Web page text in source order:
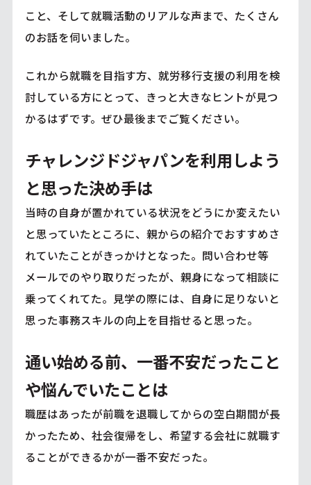
こと、そして就職活動のリアルな声まで、たくさん
のお話を伺いました。
これから就職を目指す方、就労移行支援の利用を検
討している方にとって、きっと大きなヒントが見つ
かるはずです。ぜひ最後までご覧ください。
チャレンジドジャパンを利用しよう
と思った決め手は
当時の自身が置かれている状況をどうにか変えたい
と思っていたところに、親からの紹介でおすすめさ
れていたことがきっかけとなった。問い合わせ等
メールでのやり取りだったが、親身になって相談に
乗ってくれてた。見学の際には、自身に足りないと
思った事務スキルの向上を目指せると思った。
通い始める前、一番不安だったこと
や悩んでいたことは
職歴はあったが前職を退職してからの空白期間が長
かったため、社会復帰をし、希望する会社に就職す
ることができるかが一番不安だった。